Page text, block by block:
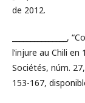
de 2012.
l’injure au Chili
Sociétés, núm.
153-167,